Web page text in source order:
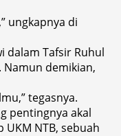
ungkapnya di
dalam Tafsir Ruhul
demikian,
tegasnya.
pentingnya akal
NTB, sebuah